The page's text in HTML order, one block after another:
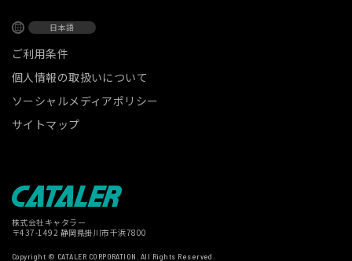
株式会社キャタラー
〒437-1492 静岡県掛川市千浜7800
Copyright © CATALER CORPORATION. All Rights Reserved.
日本語
ご利用条件
個人情報の取扱いについて
ソーシャルメディアポリシー
サイトマップ